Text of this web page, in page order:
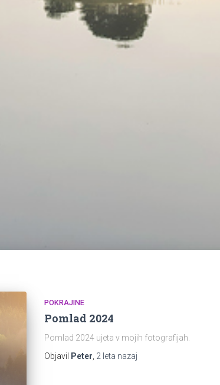
POKRAJINE
Pomlad 2024
Pomlad 2024 ujeta v mojih fotografijah.
Objavil Peter 2 leta nazaj